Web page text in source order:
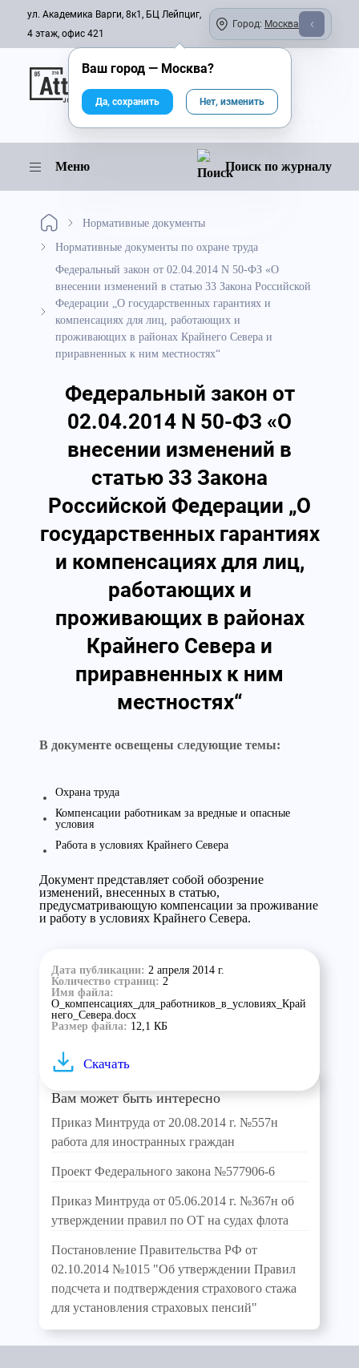
ул. Академика Варги, 8к1, БЦ Лейпциг,
4 этаж, офис 421
Город: Москва
Онлайн-журнал
Меню Поиск по журналу
Нормативные документы
Нормативные документы по охране труда
Федеральный закон от 02.04.2014 N 50-ФЗ «О
внесении изменений в статью 33 Закона Российской
Федерации „О государственных гарантиях и
компенсациях для лиц, работающих и
проживающих в районах Крайнего Севера и
приравненных к ним местностях“
Федеральный закон от
02.04.2014 N 50-ФЗ «О
внесении изменений в
статью 33 Закона
Российской Федерации „О
государственных гарантиях
и компенсациях для лиц,
работающих и
проживающих в районах
Крайнего Севера и
приравненных к ним
местностях“
В документе освещены следующие темы:
Охрана труда
Компенсации работникам за вредные и опасные
условия
Работа в условиях Крайнего Севера
Документ представляет собой обозрение
изменений, внесенных в статью,
предусматривающую компенсации за проживание
и работу в условиях Крайнего Севера.
Дата публикации: 2 апреля 2014 г.
Количество страниц: 2
Имя файла:
О_компенсациях_для_работников_в_условиях_Край
него_Севера.docx
Размер файла: 12,1 КБ
Скачать
Вам может быть интересно
Приказ Минтруда от 20.08.2014 г. №557н
работа для иностранных граждан
Проект Федерального закона №577906-6
Приказ Минтруда от 05.06.2014 г. №367н об
утверждении правил по ОТ на судах флота
Постановление Правительства РФ от
02.10.2014 №1015 "Об утверждении Правил
подсчета и подтверждения страхового стажа
для установления страховых пенсий"
Ваш город — Москва?
Да, сохранить Нет, изменить